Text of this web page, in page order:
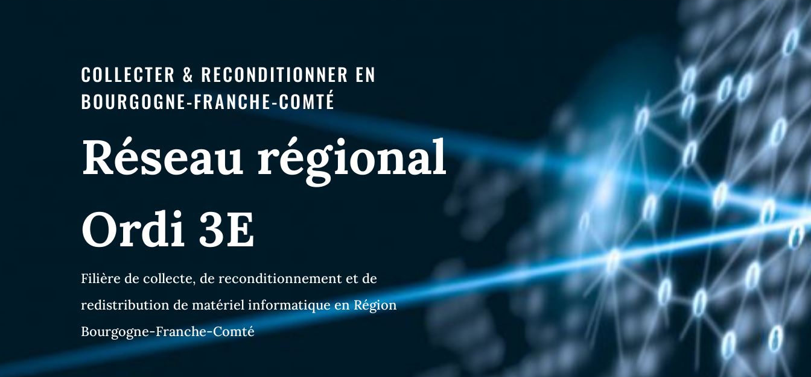
COLLECTER & RECONDITIONNER EN
BOURGOGNE-FRANCHE-COMTÉ
Réseau régional
Ordi 3E
Filière de collecte, de reconditionnement et de
redistribution de matériel informatique en Région
Bourgogne-Franche-Comté